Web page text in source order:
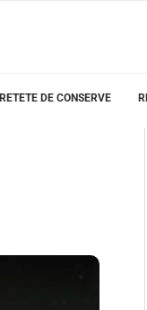
RETETE DE CONSERVE